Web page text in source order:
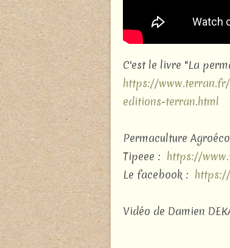
C'est le livre "La
https://
editions-terran.html
Permaculture
Tipeee : https://
Le facebook :
Vidéo de Damien